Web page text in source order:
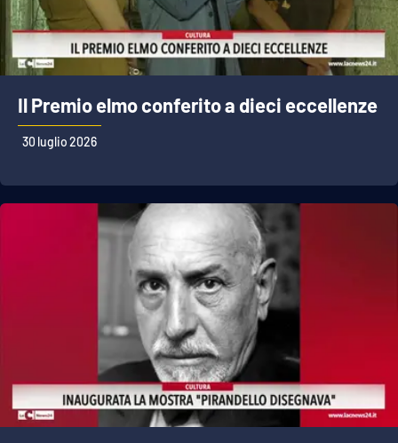
Il Premio elmo conferito a dieci eccellenze
30 luglio 2026